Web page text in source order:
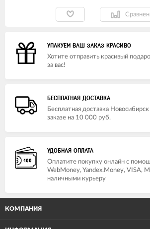
УПАКУЕМ ВАШ ЗАКАЗ КРАСИВО
Хотите отправить красивый
за вас!
БЕСПЛАТНАЯ ДОСТАВКА
Бесплатная доставка
заказе на 10 000 руб.
УДОБНАЯ ОПЛАТА
Оплатите покупку онлайн с
WebMoney, Yandex.Money, VISA,
наличными курьеру
КОМПАНИЯ